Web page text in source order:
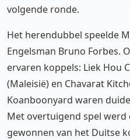
volgende ronde.
Het herendubbel speelde
Engelsman Bruno Forbes.
ervaren koppels: Liek Hou
(Maleisië) en Chavarat
Koanboonyard waren
Met overtuigend spel
gewonnen van het Duitse